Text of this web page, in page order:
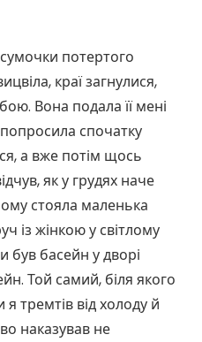
потертого
краї загнулися,
Вона подала її мені
спочатку
а вже потім щось
як у грудях наче
стояла маленька
із жінкою у світлому
був басейн у дворі
Той самий, біля якого
тремтів від холоду й
наказував не